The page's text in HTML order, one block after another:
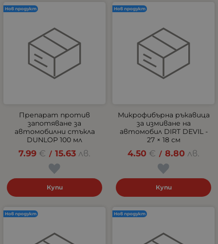
Препарат против
запотяване за
автомобилни стъкла
DUNLOP 100 мл
7.99 € / 15.63 лв.
Купи
Нов продукт
Микрофибърна ръкавица
за измиване на
автомобил DIRT DEVIL -
27 × 18 см
4.50 € / 8.80 лв.
Купи
Нов продукт
Нов продукт Нов продукт